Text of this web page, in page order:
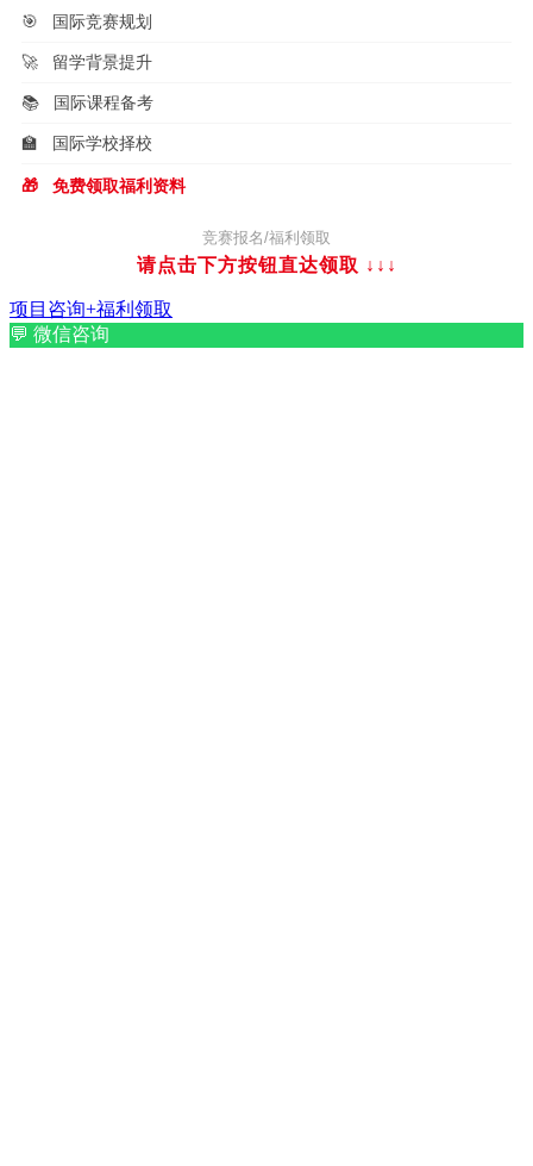
🎯 国际竞赛规划
🚀 留学背景提升
📚 国际课程备考
🏫 国际学校择校
🎁 免费领取福利资料
竞赛报名/福利领取
请点击下方按钮直达领取 ↓↓↓
项目咨询+福利领取
💬 微信咨询